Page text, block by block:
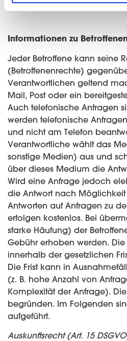
Informationen zu
Jeder Betroffene kann seine
(Betroffenenrechte)
Verantwortlichen geltend
Mail, Post oder ein
Auch telefonische Anfragen
werden telefonische
und nicht am Telefon
Verantwortliche wählt das
sonstige Medien) aus und
über dieses Medium die
Wird eine Anfrage jedoch
die Antwort nach
Antworten auf Anfragen zu
erfolgen kostenlos. Bei
starke Häufung) der
Gebühr erhoben werden.
innerhalb der gesetzlichen
Die Frist kann in
(z. B. hohe Anzahl von
Komplexität der Anfrage).
begründen. Im Folgenden
aufgeführt.
Auskunftsrecht (Art. 15